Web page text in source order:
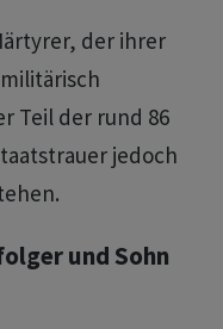
der ihrer
Teil der rund 86
jedoch
und Sohn